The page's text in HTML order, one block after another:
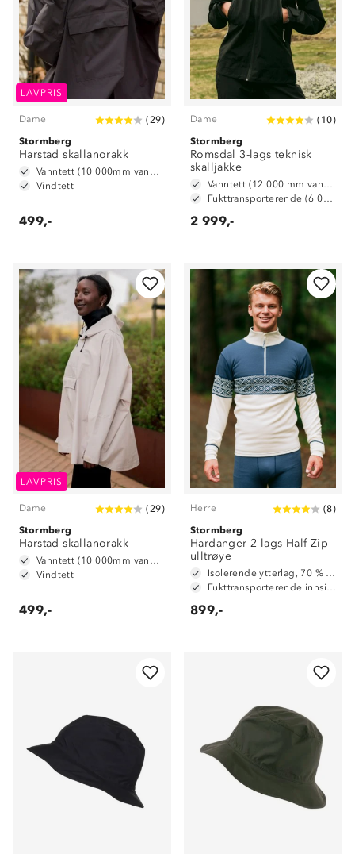
LAVPRIS
Dame (29)
Stormberg
Harstad skallanorakk
Vanntett (10 000mm vannsøyle)
Vindtett
499,-
Dame ( 10)
Stormberg
Romsdal 3-lags teknisk
skalljakke
Vanntett (12 000 mm vannsøyle)
Fukttransporterende (6 000 g/ m2/ 24t)
2 999,-
LAVPRIS
Dame (29)
Stormberg
Harstad skallanorakk
Vanntett (10 000mm vannsøyle)
Vindtett
499,-
Herre (8)
Stormberg
Hardanger 2-lags Half Zip
ulltrøye
Isolerende ytterlag, 70 % ull og 30 % polyester
Fukttransporterende innside, 100 % polyester
899,-